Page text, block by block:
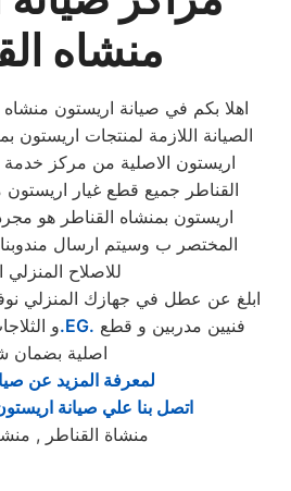
منشاه
اهلا بكم في صيانة اريستون
الصيانة اللازمة لمنتجات اريستون
اريستون الاصلية من مركز خدمة
القناطر جميع قطع غيار
اريستون بمنشاه القناطر هو
المختصر ب وسيتم ارسال
للاصلاح المنزلي
ابلغ عن عطل في جهازك المنزلي
و.EG.
اصلية بضمان
لمعرفة المزيد عن
اتصل بنا علي صيانة
منشاة القناطر ,